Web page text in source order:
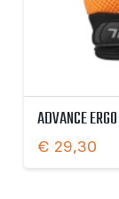
ADVANCE
€ 29,30